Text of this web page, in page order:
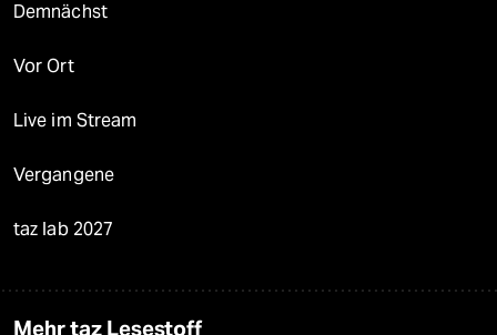
Demnächst
Vor Ort
Live im Stream
Vergangene
taz lab 2027
Mehr taz Lesestoff